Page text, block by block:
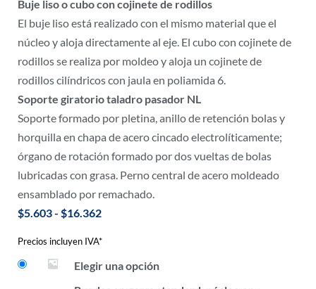
Buje liso o cubo con cojinete de rodillos
El buje liso está realizado con el mismo material que el
núcleo y aloja directamente al eje. El cubo con cojinete de
rodillos se realiza por moldeo y aloja un cojinete de
rodillos cilíndricos con jaula en poliamida 6.
Soporte giratorio taladro pasador NL
Soporte formado por pletina, anillo de retención bolas y
horquilla en chapa de acero cincado electrolíticamente;
órgano de rotación formado por dos vueltas de bolas
lubricadas con grasa. Perno central de acero moldeado
ensamblado por remachado.
$5.603- $16.362
Precios incluyen IVA*
Elegir una opción